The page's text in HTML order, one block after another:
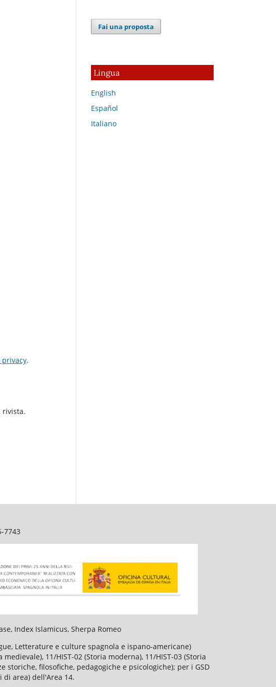
.
rivista.
Fai una proposta
Lingua
English
Español
Italiano
7743
Index Islamicus, Sherpa Romeo
Letterature e culture spagnola e ispano-americane)
11/HIST-02 (Storia moderna), 11/HIST-03 (Storia
storiche, filosofiche, pedagogiche e psicologiche); per i GSD
di area) dell'Area 14.